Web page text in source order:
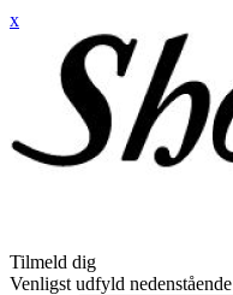
x
Tilmeld dig
Venligst udfyld nedenstående